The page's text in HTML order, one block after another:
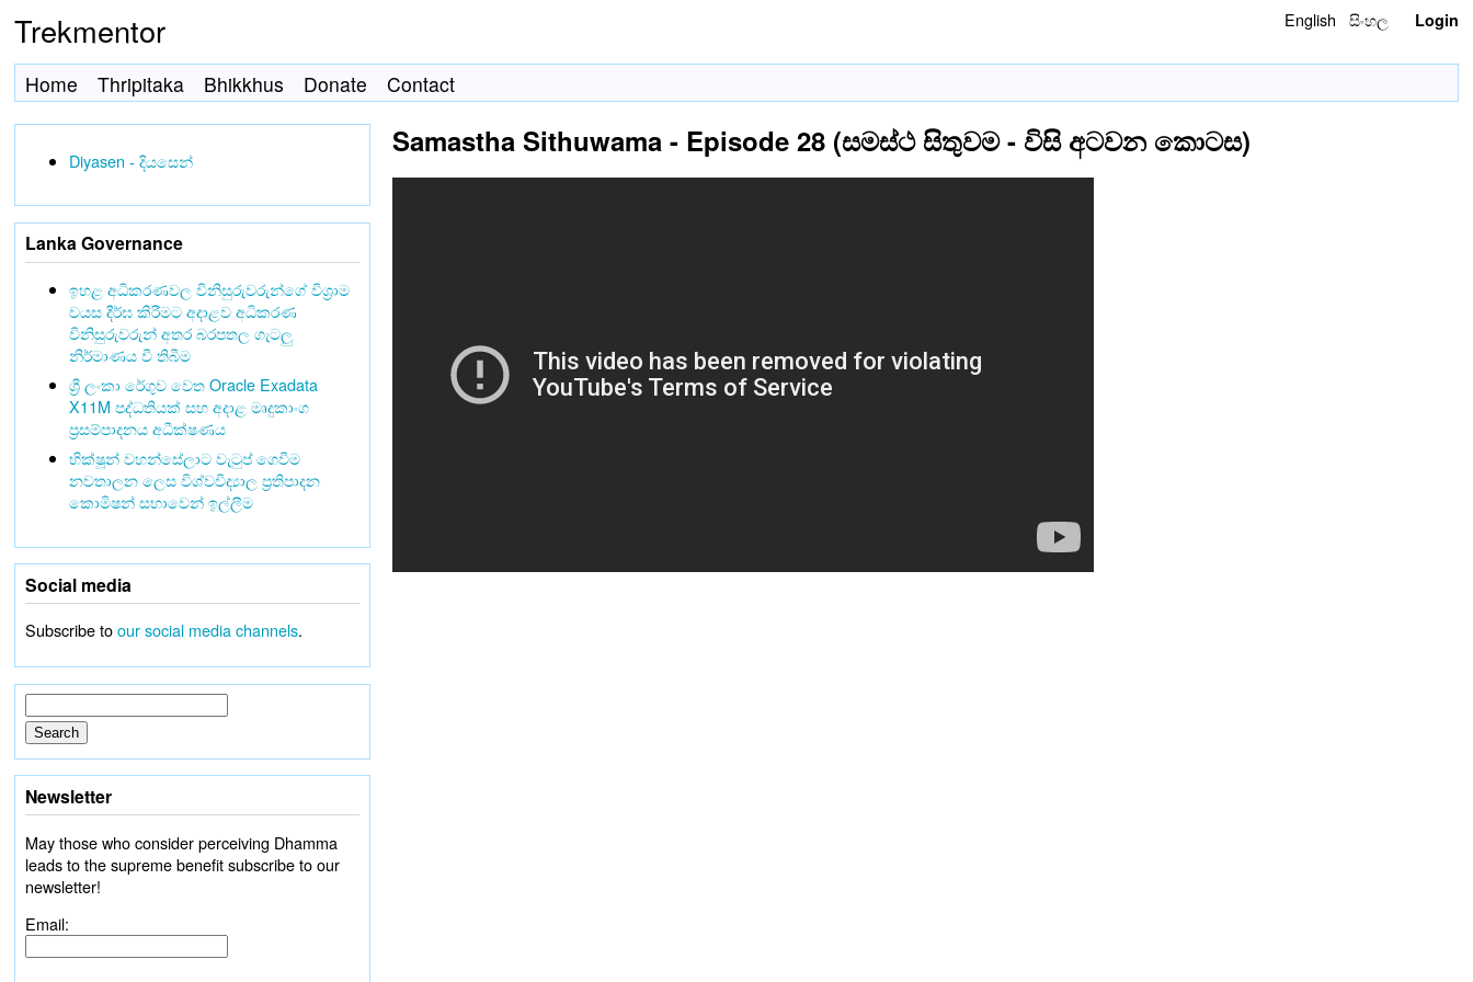
Trekmentor English සිංහල Login
Home Thripitaka Bhikkhus Donate Contact
Samastha Sithuwama - Episode 28 (සමස්ථ සිතුවම - විසි අටවන කොටස)
Diyasen - දියසෙන්
Lanka Governance
ඉහළ අධිකරණවල විනිසුරුවරුන්ගේ විශ්‍රාම
වයස දීර්ඝ කිරීමට අදාළව අධිකරණ
විනිසුරුවරුන් අතර බරපතල ගැටලු
නිර්මාණය වී තිබීම
ශ්‍රී ලංකා රේගුව වෙත Oracle Exadata
X11M පද්ධතියක් සහ අදාළ මෘදුකාංග
ප්‍රසම්පාදනය අධීක්ෂණය
භික්ෂූන් වහන්සේලාට වැටුප් ගෙවීම
නවතාලන ලෙස විශ්වවිද්‍යාල ප්‍රතිපාදන
කොමිෂන් සභාවෙන් ඉල්ලීම
Social media
Subscribe toour social media channels.
Newsletter
May those who consider perceiving Dhamma
leads to the supreme benefit subscribe to our
newsletter!
Email: